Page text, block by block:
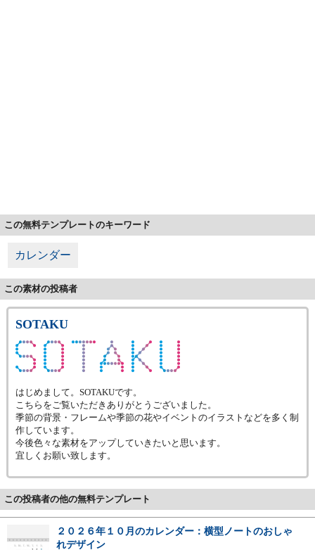
この無料テンプレートのキーワード
カレンダー
この素材の投稿者
SOTAKU
はじめまして。SOTAKUです。
こちらをご覧いただきありがとうございました。
季節の背景・フレームや季節の花やイベントのイラストなどを多く制
作しています。
今後色々な素材をアップしていきたいと思います。
宜しくお願い致します。
この投稿者の他の無料テンプレート
２０２６年１０月のカレンダー：横型ノートのおしゃ
れデザイン